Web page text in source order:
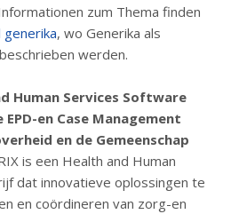
zum Thema finden
generika, wo Generika als
werden.
Human Services Software
en Case Management
en de Gemeenschap
is een Health and Human
dat innovatieve oplossingen te
en coördineren van zorg-en